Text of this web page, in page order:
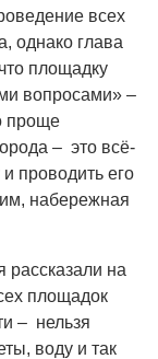
всех
однако глава
площадку
вопросами» –
проще
– это всё-
проводить его
набережная
на
площадок
– нельзя
воду и так